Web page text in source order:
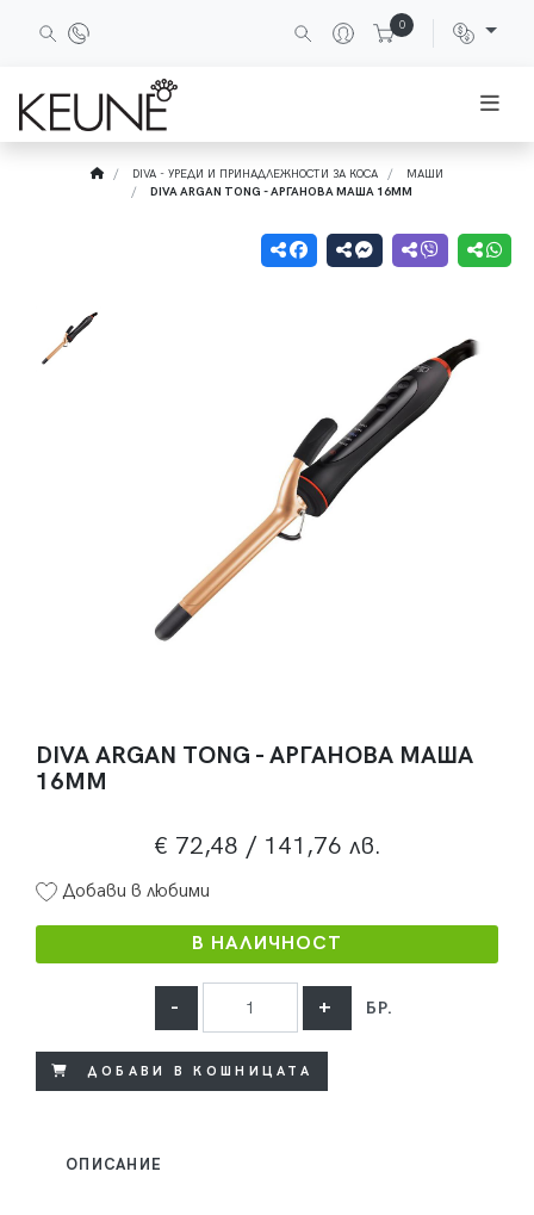
0
DIVA - УРЕДИ И ПРИНАДЛЕЖНОСТИ ЗА КОСА
МАШИ
DIVA ARGAN TONG - АРГАНОВА МАША 16ММ
DIVA ARGAN TONG - АРГАНОВА МАША
16ММ
€ 72,48 / 141,76 лв.
Добави в любими
В НАЛИЧНОСТ
- + БР.
ДОБАВИ В КОШНИЦАТА
ОПИСАНИЕ